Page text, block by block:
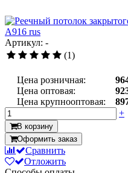
Артикул: -
(1)
Цена розничная:
Цена оптовая:
Цена крупнооптовая:
+
В корзину
Оформить заказ
Сравнить
Отложить